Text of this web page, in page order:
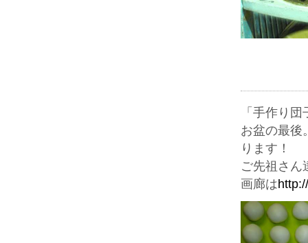
「手作り団
お盆の最後
ります！
ご先祖さん
画廊は